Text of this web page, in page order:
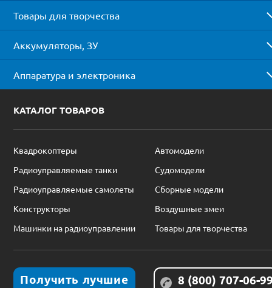
Товары для творчества
Аккумуляторы, ЗУ
Аппаратура и электроника
КАТАЛОГ ТОВАРОВ
Квадрокоптеры
Автомодели
Радиоуправляемые танки
Судомодели
Радиоуправляемые самолеты
Сборные модели
Конструкторы
Воздушные змеи
Машинки на радиоуправлении
Товары для творчества
Получить лучшие
8 (800) 707-06-